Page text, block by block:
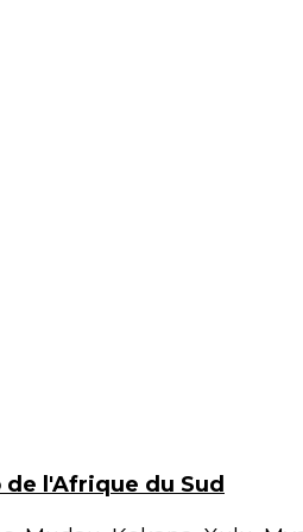
de l'Afrique du Sud